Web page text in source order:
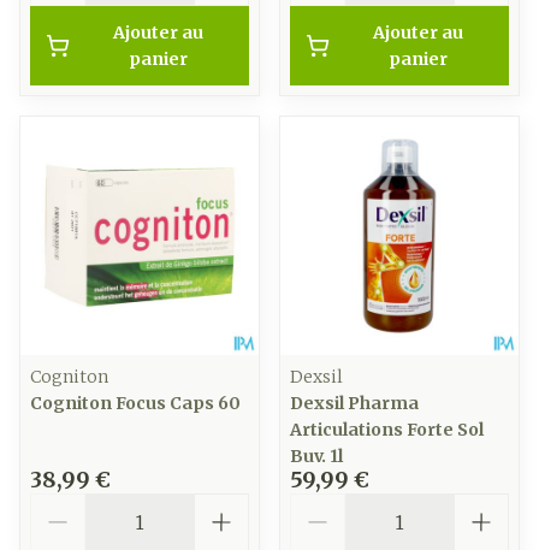
Ajouter au
panier
Ajouter au
panier
Cogniton
Cogniton Focus Caps 60
38,99 €
Dexsil
Dexsil Pharma
Articulations Forte Sol
Buv. 1l
59,99 €